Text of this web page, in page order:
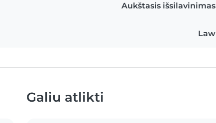
Aukštasis išsilavinimas
Law
Galiu atlikti